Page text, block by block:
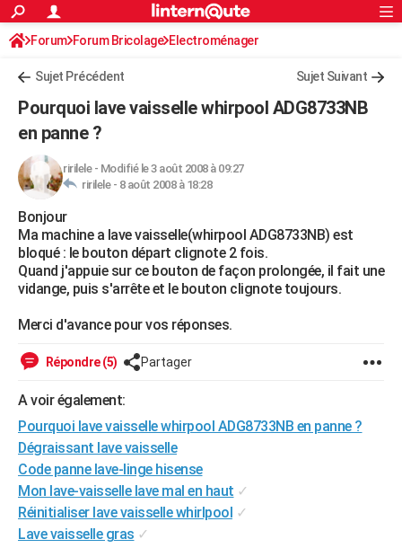
ACTUALITÉS
Politique
Société
Faits Divers
Education
Monde
Villes
+
Programme TV
Sorties cinéma
FINANCE
Retraite
Impôts
Epargne
Immobilier
Risques naturels par ville
Banque
Assurance
Crédit
AUTO
Réserver un essai
Citadines
Berlines
Forum auto
Mobiles
Meilleur smartphone
Internet
Ordinateurs
Jeux vidéo
Guide high-tech
BRICOLAGE
Forum
Aménagement intérieur
Extérieur
Cuisine
Salle de bains
Jardinage
Rangement
WEEK-END
SANTE
Destinations
City break
Voyage nature
Voyage de noces
Forum
Climat
+PHOTO
GUIDES D'ACHAT
BONS PLANS
CARTE DE VOEUX
S'inscrire
Connexion
Forum Forum Bricolage Electroménager
Sujet Précédent Sujet Suivant
Pourquoi lave vaisselle whirpool ADG8733NB
en panne ?
ririlele- Modifié le 3 août 2008 à 09:27
ririlele - 8 août 2008 à 18:28
Bonjour
Ma machine a lave vaisselle(whirpool ADG8733NB) est
bloqué : le bouton départ clignote 2 fois.
Quand j'appuie sur ce bouton de façon prolongée, il fait une
vidange, puis s'arrête et le bouton clignote toujours.
Merci d'avance pour vos réponses.
Répondre (5) Partager
A voir également:
Pourquoi lave vaisselle whirpool ADG8733NB en panne ?
Dégraissant lave vaisselle
Code panne lave-linge hisense
Mon lave-vaisselle lave mal en haut ✓
Réinitialiser lave vaisselle whirlpool ✓
Lave vaisselle gras ✓